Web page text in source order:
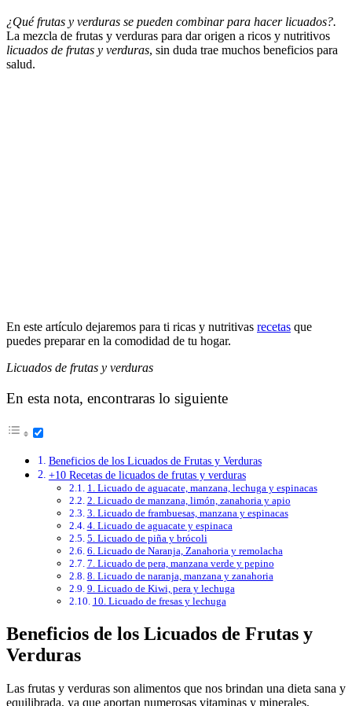
¿Qué frutas y verduras se pueden combinar para hacer licuados?.
La mezcla de frutas y verduras para dar origen a ricos y nutritivos
licuados de frutas y verduras, sin duda trae muchos beneficios para
salud.
En este artículo dejaremos para ti ricas y nutritivas recetas que
puedes preparar en la comodidad de tu hogar.
Licuados de frutas y verduras
En esta nota, encontraras lo siguiente
Beneficios de los Licuados de Frutas y Verduras
+10 Recetas de licuados de frutas y verduras
1. Licuado de aguacate, manzana, lechuga y espinacas
2. Licuado de manzana, limón, zanahoria y apio
3. Licuado de frambuesas, manzana y espinacas
4. Licuado de aguacate y espinaca
5. Licuado de piña y brócoli
6. Licuado de Naranja, Zanahoria y remolacha
7. Licuado de pera, manzana verde y pepino
8. Licuado de naranja, manzana y zanahoria
9. Licuado de Kiwi, pera y lechuga
10. Licuado de fresas y lechuga
Beneficios de los Licuados de Frutas y
Verduras
Las frutas y verduras son alimentos que nos brindan una dieta sana y
equilibrada, ya que aportan numerosas vitaminas y minerales,